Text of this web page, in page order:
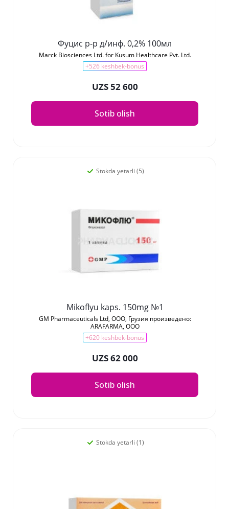
Фуцис р-р д/инф. 0,2% 100мл
Marck Biosciences Ltd. for Kusum Healthcare Pvt. Ltd.
+526 keshbek-bonus
UZS 52 600
Sotib olish
Stokda yetarli (5)
Mikoflyu kaps. 150mg №1
GM Pharmaceuticals Ltd, ООО, Грузия произведено:
ARAFARMA, ООО
+620 keshbek-bonus
UZS 62 000
Sotib olish
Stokda yetarli (1)